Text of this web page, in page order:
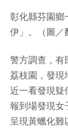
彰化縣芬園鄉
伊」。（圖／
警方調查，有
荔枝園，發現
近一看發現疑
報到場發現女
呈現黃蠟化難